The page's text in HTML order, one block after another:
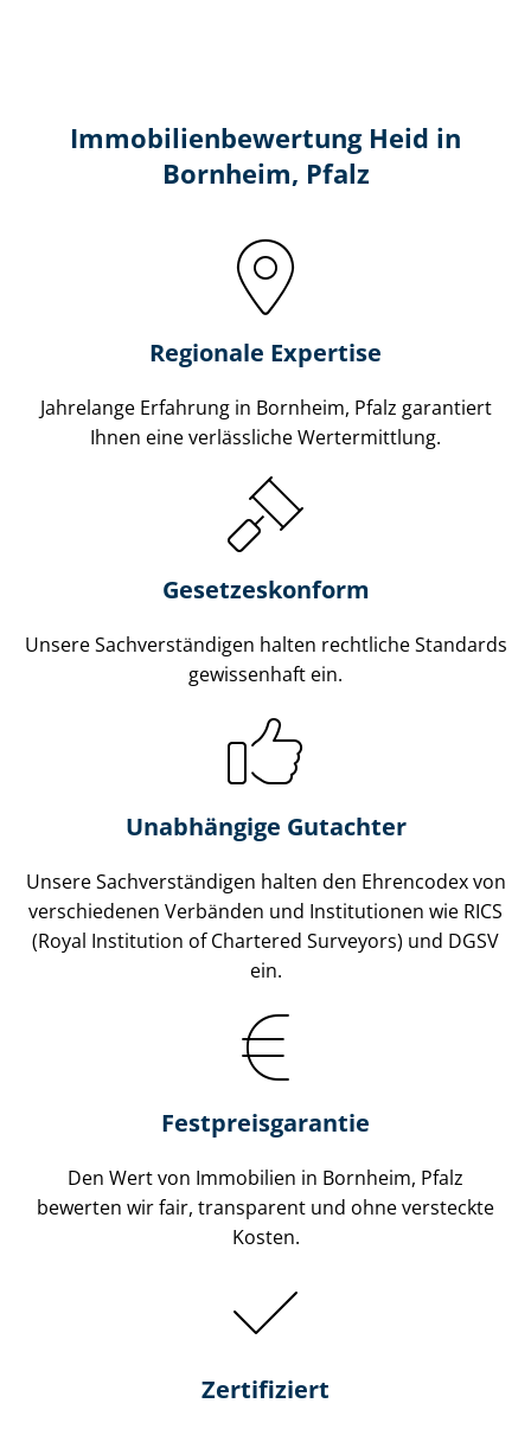
Immobilien­bewertung Heid in
Bornheim, Pfalz
Regionale Expertise
Jahrelange Erfahrung in Bornheim, Pfalz garantiert
Ihnen eine verlässliche Wertermittlung.
Gesetzes­konform
Unsere Sach­ver­stän­di­gen halten rechtliche Standards
gewissenhaft ein.
Unabhängige Gutachter
Unsere Sach­ver­stän­di­gen halten den Ehrencodex von
verschiedenen Verbänden und Institutionen wie RICS
(Royal Institution of Chartered Surveyors) und DGSV
ein.
Festpreis​garantie
Den Wert von Immobilien in Bornheim, Pfalz
bewerten wir fair, transparent und ohne versteckte
Kosten.
Zertifiziert